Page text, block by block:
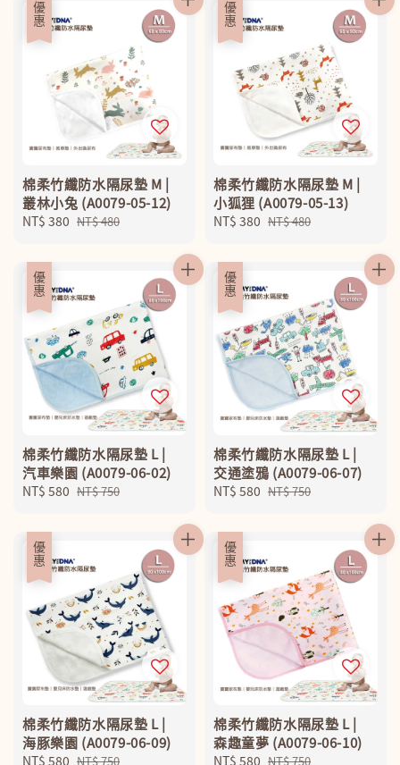
優惠
棉柔竹纖防水隔尿墊 M |
叢林小兔 (A0079-05-12)
Sale
NT$ 380 Regular
NT$ 480
優惠
棉柔竹纖防水隔尿墊 M |
小狐狸 (A0079-05-13)
Sale
NT$ 380 Regular
NT$ 480
優惠
棉柔竹纖防水隔尿墊 L |
汽車樂園 (A0079-06-02)
Sale
NT$ 580 Regular
NT$ 750
優惠
棉柔竹纖防水隔尿墊 L |
交通塗鴉 (A0079-06-07)
Sale
NT$ 580 Regular
NT$ 750
優惠
棉柔竹纖防水隔尿墊 L |
海豚樂園 (A0079-06-09)
Sale
NT$ 580 Regular
NT$ 750
優惠
棉柔竹纖防水隔尿墊 L |
森趣童夢 (A0079-06-10)
Sale
NT$ 580 Regular
NT$ 750